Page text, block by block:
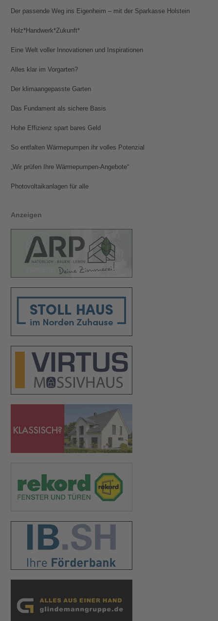
Der passende Weg ins Eigenheim – mit der Sparkasse Holstein
Holz*Handwerk*Zukunft*
Eine Welt voller Innovationen und Inspirationen
Alles klar im Vorgarten?
Der klimaangepasste Garten
Das Fundament als sichere Basis
Hohe Effizienz spart bares Geld
So entfalten Wärmepumpen ihr volles Potenzial
„Wir prüfen Ihre Wärmepumpen-Angebote“
Photovoltaik­­anlagen für alle
Anzeigen